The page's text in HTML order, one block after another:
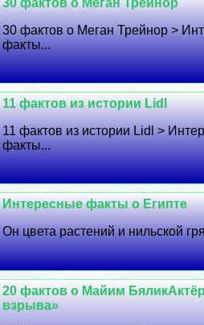
30 фактов о Меган Трейнор >
факты...
11 фактов из истории Lidl
11 фактов из истории Lidl >
факты...
Интересные факты о Египте
Он цвета растений и нильской
20 фактов о Майим
взрыва»